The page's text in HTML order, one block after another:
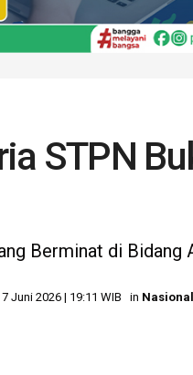
STPN
Berminat di Bidang
7 Juni 2026 | 19:11 WIB in Nasional